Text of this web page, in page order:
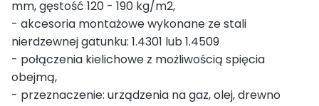
mm, gęstość 120 - 190 kg/m2,
- akcesoria montażowe wykonane ze stali
nierdzewnej gatunku: 1.4301 lub 1.4509
- połączenia kielichowe z możliwością spięcia
obejmą,
- przeznaczenie: urządzenia na gaz, olej, drewno